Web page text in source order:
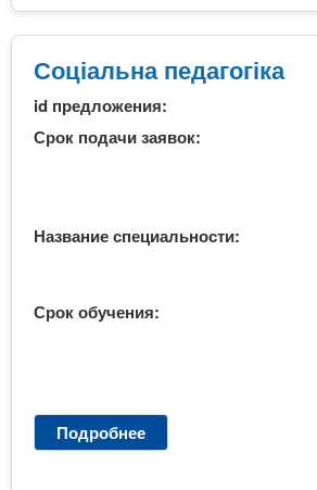
ц
і
а
л
ь
н
д
а
г
Соціальна педагогіка
id предложения:
Срок подачи заявок:
Название специальности:
Срок обучения:
Подробнее
С